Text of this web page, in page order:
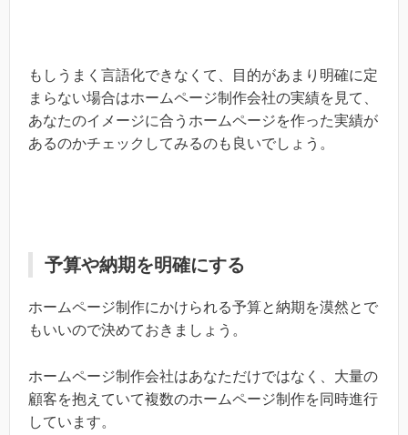
もしうまく言語化できなくて、目的があまり明確に定
まらない場合はホームページ制作会社の実績を見て、
あなたのイメージに合うホームページを作った実績が
あるのかチェックしてみるのも良いでしょう。
予算や納期を明確にする
ホームページ制作にかけられる予算と納期を漠然とで
もいいので決めておきましょう。
ホームページ制作会社はあなただけではなく、大量の
顧客を抱えていて複数のホームページ制作を同時進行
しています。